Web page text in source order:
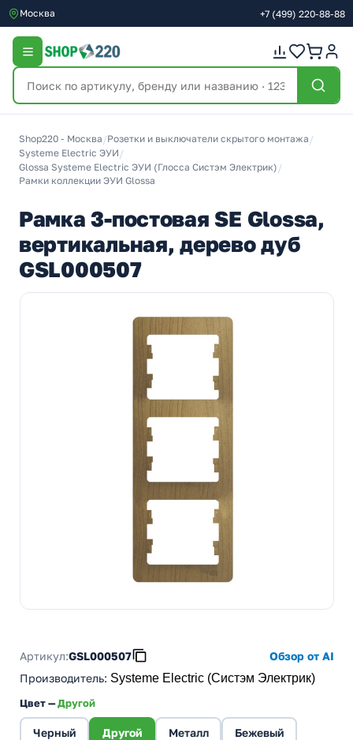
Москва +7 (499) 220-88-88
Shop220 - Москва /Розетки и выключатели скрытого монтажа /
Systeme Electric ЭУИ /
Glossa Systeme Electric ЭУИ (Глосса Систэм Электрик) /
Рамки коллекции ЭУИ Glossa
Рамка 3-постовая SE Glossa,
вертикальная, дерево дуб
GSL000507
Артикул:GSL000507
Обзор от AI
Производитель: Systeme Electric (Систэм Электрик)
Цвет —Другой
Черный Другой Металл Бежевый